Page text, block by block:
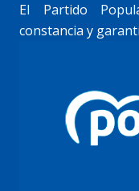
El Partido
constancia y